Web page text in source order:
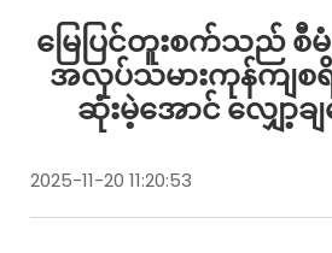
မြေပြင်တူးစက်သည် စီ
အလုပ်သမားကုန်ကျ
ဆုံးမဲ့အောင် လျှော့ခ
2025-11-20 11:20:53